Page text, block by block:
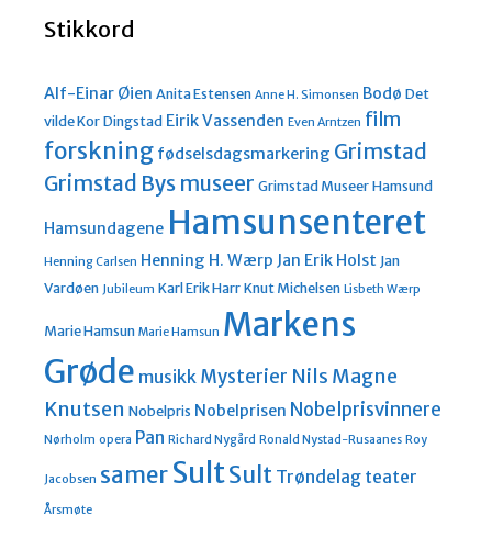
Stikkord
Alf-Einar Øien Anita Estensen Anne H. Simonsen Bodø Det
vilde KorDingstad Eirik Vassenden Even Arntzen film
forskning fødselsdagsmarkering Grimstad
Grimstad Bys museer Grimstad MuseerHamsund
Hamsundagene Hamsunsenteret
Henning Carlsen Henning H. Wærp Jan Erik Holst Jan
Vardøen Jubileum Karl Erik HarrKnut Michelsen Lisbeth Wærp
Marie Hamsun Marie Hamsun Markens
Grøde musikk Mysterier Nils Magne
Knutsen Nobelpris Nobelprisen Nobelprisvinnere
Nørholm opera Pan Richard Nygård Ronald Nystad-Rusaanes Roy
Jacobsen samerSultSult Trøndelag teater
Årsmøte